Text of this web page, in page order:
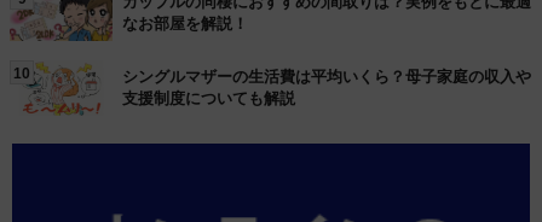
なお部屋を解説！
10
シングルマザーの生活費は平均いくら？母子家庭の収入や
支援制度についても解説